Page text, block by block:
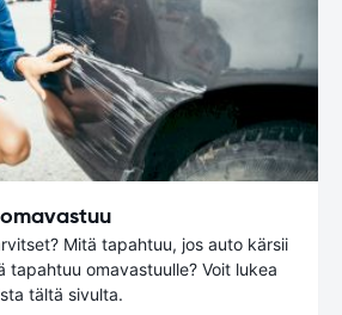
Mitä tapahtuu, jos auto kärsii
tapahtuu omavastuulle? Voit lukea
tältä sivulta.